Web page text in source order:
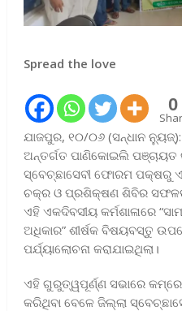
Spread the love
0
ଯାଜପୁର, ୧୦/୦୬ (ସନ୍ଧାନ
ଅନ୍ତର୍ଗତ ପାଣିକୋଇଲି ପଞ୍ଚାୟତ
ସ୍ବେଚ୍ଛାସେବୀ ଫୋରମ ପକ୍ଷରୁ
ଚକ୍ର ଓ ପ୍ରଶିକ୍ଷଣ ଶିବିର
ଏହି ଏକଦିବସୀୟ କର୍ମଶାଳାରେ
ଅଧିକାର” ଶୀର୍ଷକ ବିଷୟବସ୍ତୁ
ପର୍ଯ୍ୟାଲୋଚନା କରାଯାଇଥିଲା।
​ଏହି ଗୁରୁତ୍ୱପୂର୍ଣ୍ଣ ସଭାରେ
କରିଥିବା ବେଳେ ଜିଲ୍ଲା